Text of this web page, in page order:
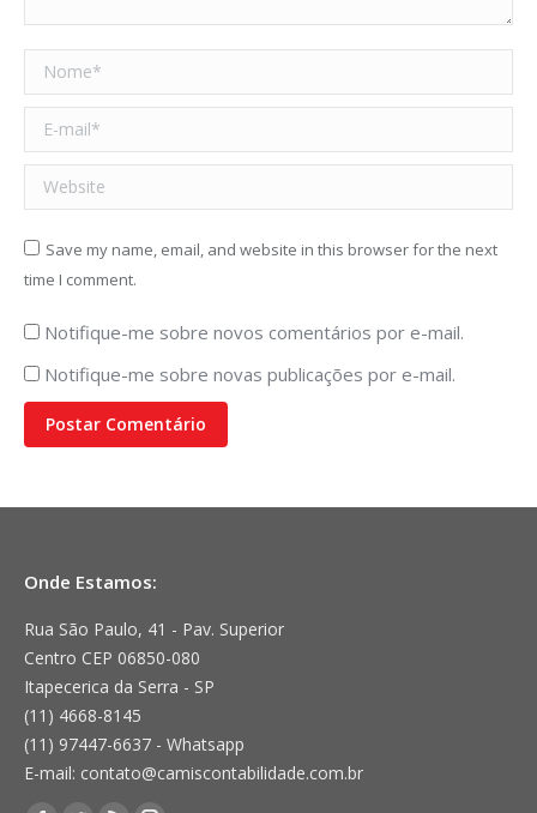
Nome *
E-mail *
Website
Save my name, email, and website in this browser for the next
time I comment.
Notifique-me sobre novos comentários por e-mail.
Notifique-me sobre novas publicações por e-mail.
Postar Comentário
Onde Estamos:
Rua São Paulo, 41 - Pav. Superior
Centro CEP 06850-080
Itapecerica da Serra - SP
(11) 4668-8145
(11) 97447-6637 - Whatsapp
E-mail: contato@camiscontabilidade.com.br